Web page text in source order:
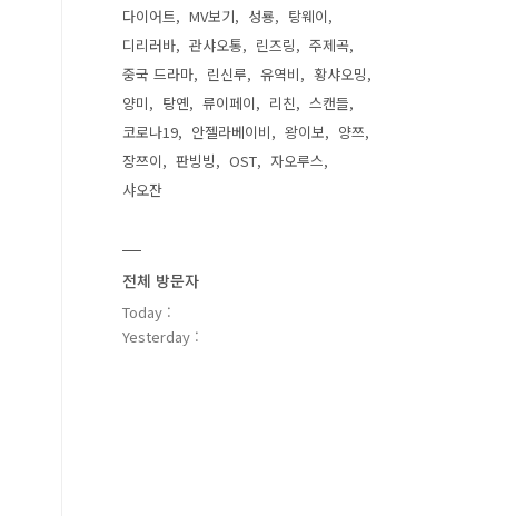
다이어트
MV보기 성룡
탕웨이
디리러바
관샤오통 린즈링
주제곡
중국 드라마
린신루 유역비
황샤오밍
양미
탕옌 류이페이 리친
스캔들
코로나19
안젤라베이비 왕이보
양쯔
장쯔이
판빙빙 OST
자오루스
샤오잔
전체 방문자
Today :
Yesterday :